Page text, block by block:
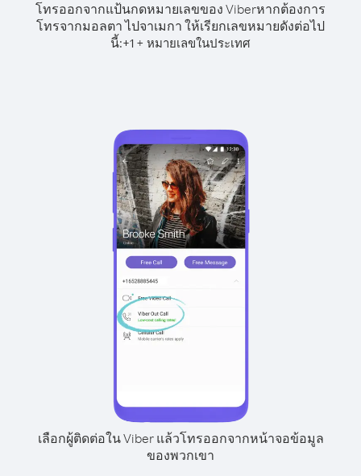
โทรออกจากแป้นกดหมายเลขของ Viberหากต้องการ
โทรจากมอลตา ไปจาเมกา ให้เรียกเลขหมายดังต่อไป
นี้:+1 + หมายเลขในประเทศ
เลือกผู้ติดต่อใน Viber แล้วโทรออกจากหน้าจอข้อมูล
ของพวกเขา